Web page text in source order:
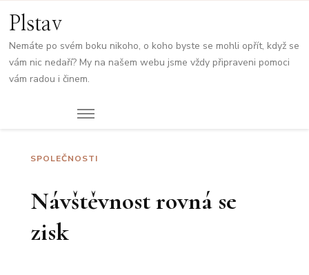
Plstav
Nemáte po svém boku nikoho, o koho byste se mohli opřít, když se
vám nic nedaří? My na našem webu jsme vždy připraveni pomoci
vám radou i činem.
SPOLEČNOSTI
Návštěvnost rovná se
zisk